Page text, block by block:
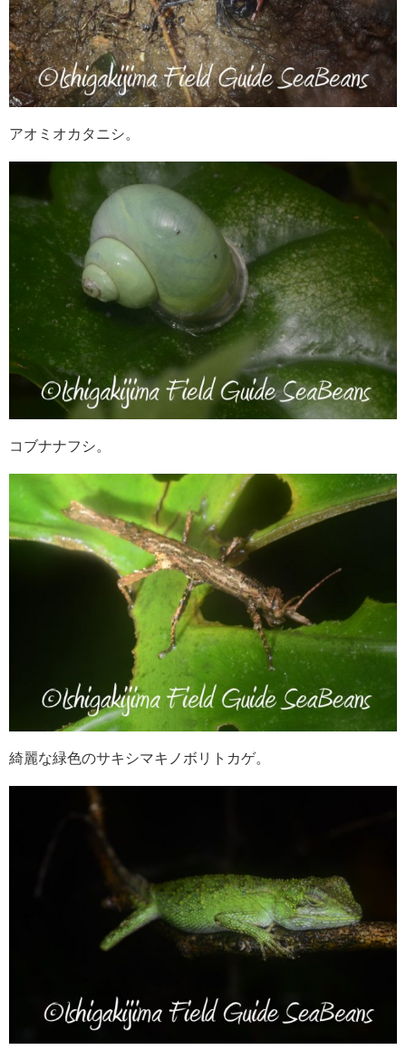
アオミオカタニシ。
コブナナフシ。
綺麗な緑色のサキシマキノボリトカゲ。